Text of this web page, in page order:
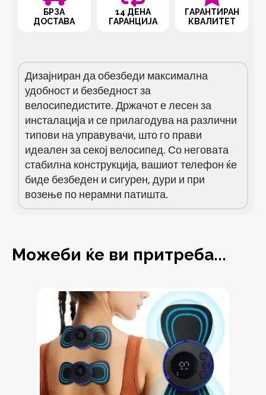
БРЗА
ДОСТАВА
14 ДЕНА
ГАРАНЦИЈА
ГАРАНТИРАН
КВАЛИТЕТ
Дизајниран да обезбеди максимална
удобност и безбедност за
велосипедистите. Држачот е лесен за
инсталација и се прилагодува на различни
типови на управувачи, што го прави
идеален за секој велосипед. Со неговата
стабилна конструкција, вашиот телефон ќе
биде безбеден и сигурен, дури и при
возење по нерамни патишта.
Можеби ќе ви притреба...